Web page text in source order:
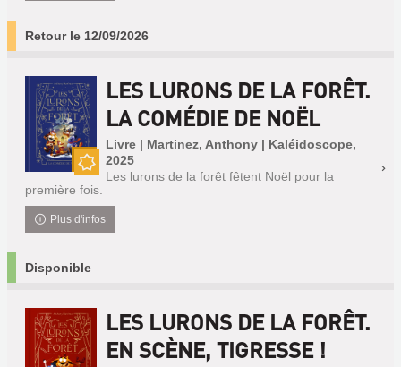
Retour le 12/09/2026
LES LURONS DE LA FORÊT.
LA COMÉDIE DE NOËL
Livre | Martinez, Anthony | Kaléidoscope,
2025
Les lurons de la forêt fêtent Noël pour la
première fois.
Plus d'infos
Disponible
LES LURONS DE LA FORÊT.
EN SCÈNE, TIGRESSE !